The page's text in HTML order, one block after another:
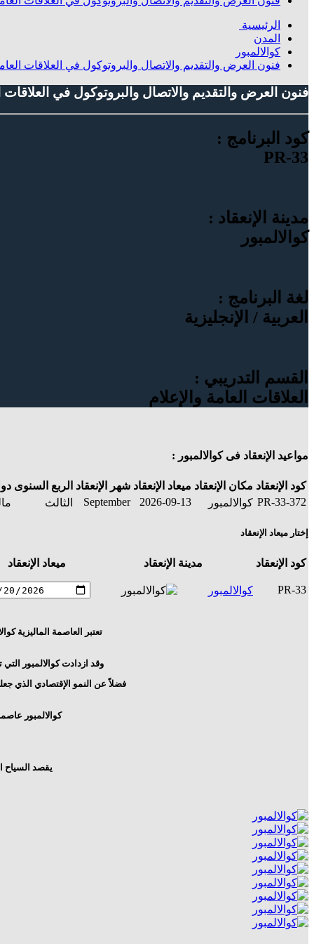
الرئيسية
المدن
كوالالمبور
فنون العرض والتقديم والاتصال والبروتوكول في العلاقات
فنون العرض والتقديم والاتصال والبروتوكول في العلاقات
كود البرنامج :
PR-33
مدينة الإنعقاد :
كوالالمبور
لغة البرنامج :
العربية / الإنجليزية
القسم التدريبي :
العلاقات العامة والإعلام
مواعيد الإنعقاد فى كوالالمبور :
كود الإنعقاد مكان الإنعقاد ميعاد الإنعقاد شهر الإنعقاد الربع السنوى
PR-33-372 كوالالمبور 2026-09-13
September الثالث
إختار ميعاد الإنعقاد
كود الإنعقاد مدينة الإنعقاد ميعاد الإنعقاد
PR-33 كوالالمبور
تعتبر العاصمة الماليزية
وقد ازدادت كوالالمبور التي تأسست عام 1850، شهرة في السنوات الأخيرة بعد أن استضافت
فضلاً عن النمو الإقتصادي الذي
كوالالمبور
يقصد السياح